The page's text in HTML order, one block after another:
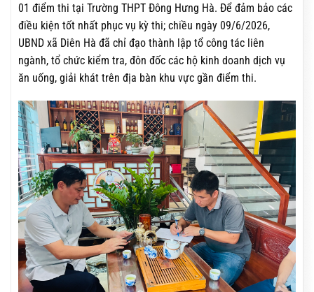
01 điểm thi tại Trường THPT Đông Hưng Hà. Để đảm bảo các
điều kiện tốt nhất phục vụ kỳ thi; chiều ngày 09/6/2026,
UBND xã Diên Hà đã chỉ đạo thành lập tổ công tác liên
ngành, tổ chức kiểm tra, đôn đốc các hộ kinh doanh dịch vụ
ăn uống, giải khát trên địa bàn khu vực gần điểm thi.